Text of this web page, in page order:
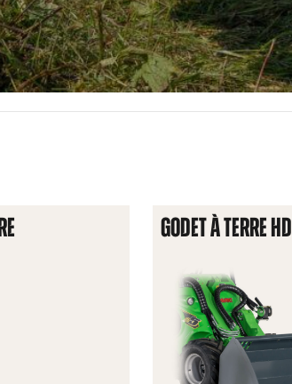
GODET À TERRE HD